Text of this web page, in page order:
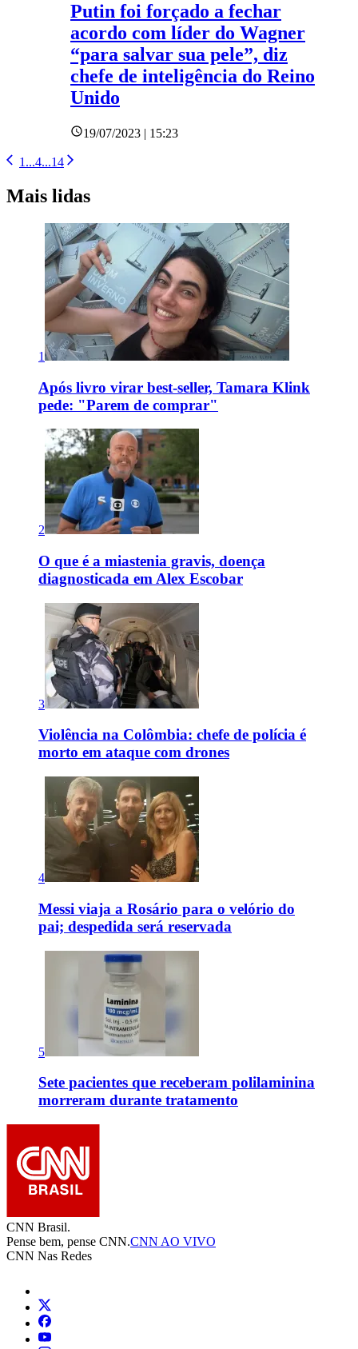
Putin foi forçado a fechar
acordo com líder do Wagner
“para salvar sua pele”, diz
chefe de inteligência do Reino
Unido
19/07/2023 | 15:23
1 ...4...14
Mais lidas
1
Após livro virar best-seller, Tamara Klink
pede: "Parem de comprar"
2
O que é a miastenia gravis, doença
diagnosticada em Alex Escobar
3
Violência na Colômbia: chefe de polícia é
morto em ataque com drones
4
Messi viaja a Rosário para o velório do
pai; despedida será reservada
5
Sete pacientes que receberam polilaminina
morreram durante tratamento
CNN Brasil.
Pense bem, pense CNN.CNN AO VIVO
CNN Nas Redes